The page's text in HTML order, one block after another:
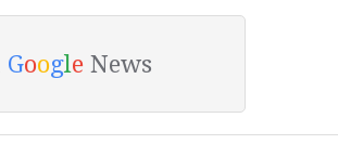
GoogleNews